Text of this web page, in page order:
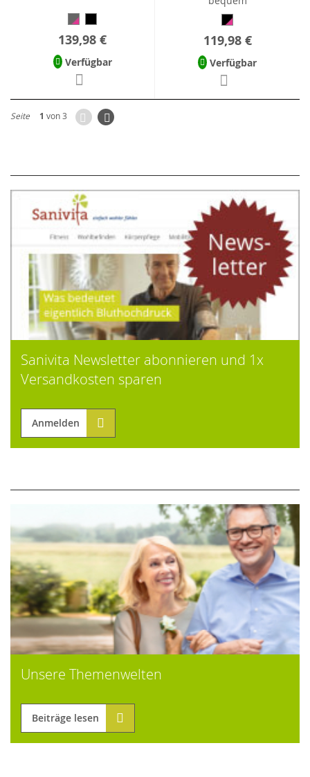
139,98 €
Verfügbar
119,98 €
Verfügbar
Seite 1 von 3 ZurückSeite
Weiter
Sanivita Newsletter abonnieren und 1x
Versandkosten sparen
Anmelden
Unsere Themenwelten
Beiträge lesen